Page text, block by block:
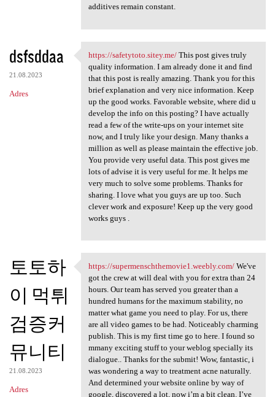
additives remain constant.
dsfsddaa
21.08.2023
Adres
https://safetytoto.sitey.me/
https://safetytoto.sitey.me/This post gives truly
quality information. I am already done it and find
that this post is really amazing. Thank you for this
brief explanation and very nice information. Keep
up the good works. Favorable website, where did u
develop the info on this posting? I have actually
read a few of the write-ups on your internet site
now, and I truly like your design. Many thanks a
million as well as please maintain the effective job.
You provide very useful data. This post gives me
lots of advise it is very useful for me. It helps me
very much to solve some problems. Thanks for
sharing. I love what you guys are up too. Such
clever work and exposure! Keep up the very good
works guys .
토토하
이 먹튀
검증커
뮤니티
21.08.2023
Adres
https://supermenschthemovie1
https://supermenschthemovie1.weebly.com/We've
got the crew at will deal with you for extra than 24
hours. Our team has served you greater than a
hundred humans for the maximum stability, no
matter what game you need to play. For us, there
are all video games to be had. Noticeably charming
publish. This is my first time go to here. I found so
mmany exciting stuff to your weblog specially its
dialogue.. Thanks for the submit! Wow, fantastic, i
was wondering a way to treatment acne naturally.
And determined your website online by way of
google, discovered a lot, now i’m a bit clean. I’ve